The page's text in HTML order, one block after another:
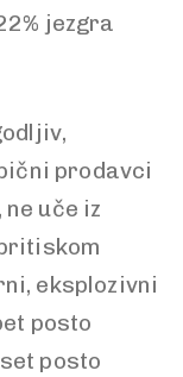
jezgra
prodavci
uče iz
eksplozivni
posto
posto